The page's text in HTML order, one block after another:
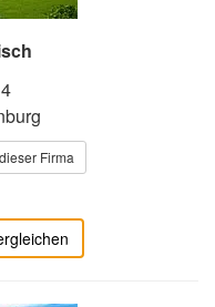
Firma